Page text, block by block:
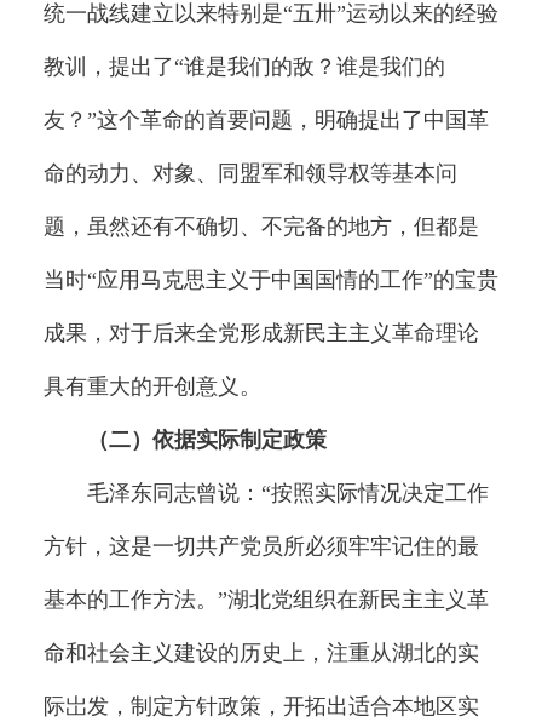
统一战线建立以来特别是“五卅”运动以来的经验
教训，提出了“谁是我们的敌？谁是我们的
友？”这个革命的首要问题，明确提出了中国革
命的动力、对象、同盟军和领导权等基本问
题，虽然还有不确切、不完备的地方，但都是
当时“应用马克思主义于中国国情的工作”的宝贵
成果，对于后来全党形成新民主主义革命理论
具有重大的开创意义。
（二）依据实际制定政策
毛泽东同志曾说：“按照实际情况决定工作
方针，这是一切共产党员所必须牢牢记住的最
基本的工作方法。”湖北党组织在新民主主义革
命和社会主义建设的历史上，注重从湖北的实
际岀发，制定方针政策，开拓出适合本地区实